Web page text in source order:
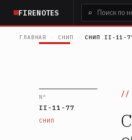
основному
содержанию
FIRENOTES ⌕
ГЛАВНАЯ СНИП СНИП II-11-
N°
II-11-77
СНИП